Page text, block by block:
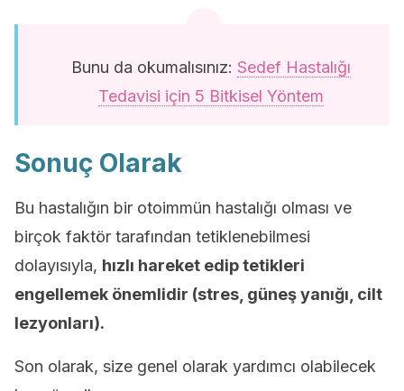
Bunu da okumalısınız: Sedef Hastalığı
Tedavisi için 5 Bitkisel Yöntem
Sonuç Olarak
Bu hastalığın bir otoimmün hastalığı olması ve
birçok faktör tarafından tetiklenebilmesi
dolayısıyla, hızlı hareket edip tetikleri
engellemek önemlidir (stres, güneş yanığı, cilt
lezyonları).
Son olarak, size genel olarak yardımcı olabilecek